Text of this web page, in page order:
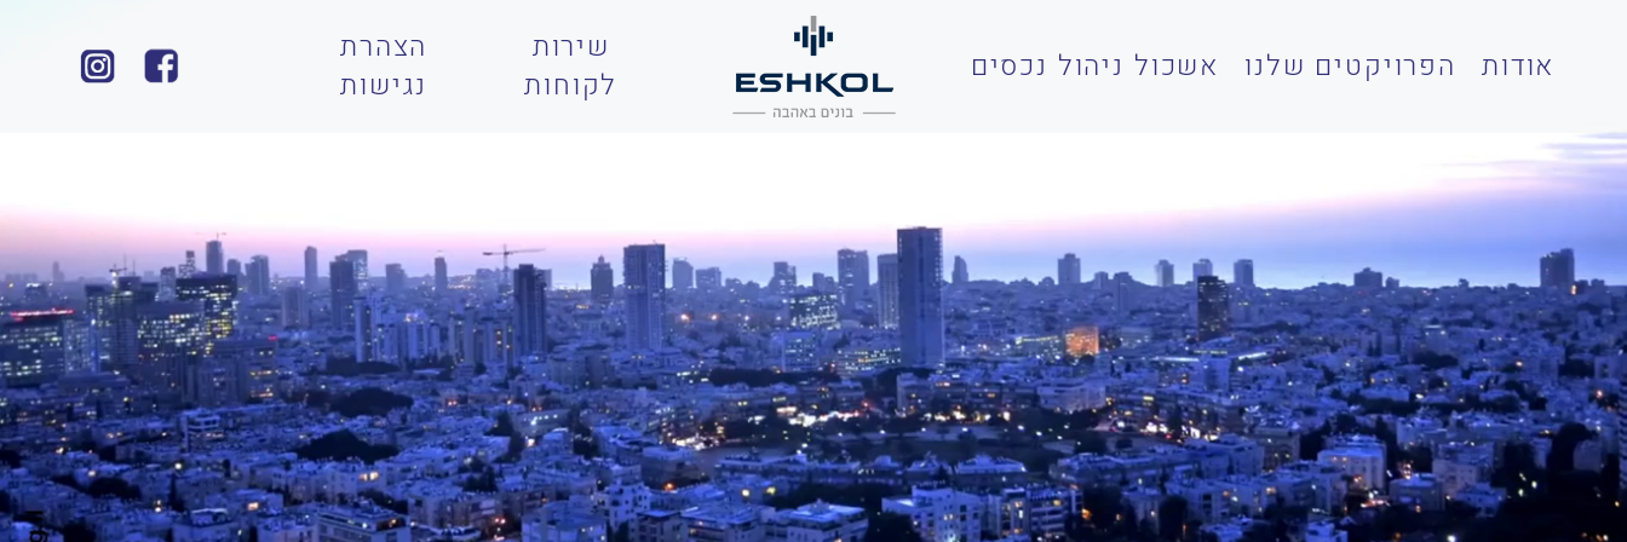
אודות הפרויקטים שלנו אשכול ניהול נכסים
שירות
לקוחות
הצהרת
נגישות